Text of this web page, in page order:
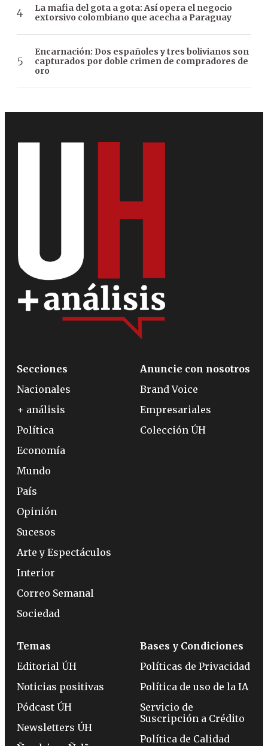
La mafia del gota a gota: Así opera el negocio
extorsivo colombiano que acecha a Paraguay
Encarnación: Dos españoles y tres bolivianos son
capturados por doble crimen de compradores de
oro
Secciones
Nacionales
+ análisis
Política
Economía
Mundo
País
Opinión
Sucesos
Arte y Espectáculos
Interior
Correo Semanal
Sociedad
Anuncie con nosotros
Brand Voice
Empresariales
Colección ÚH
Temas
Editorial ÚH
Noticias positivas
Pódcast ÚH
Newsletters ÚH
Bases y Condiciones
Políticas de Privacidad
Política de uso de la IA
Servicio de
Suscripción a Crédito
Política de Calidad